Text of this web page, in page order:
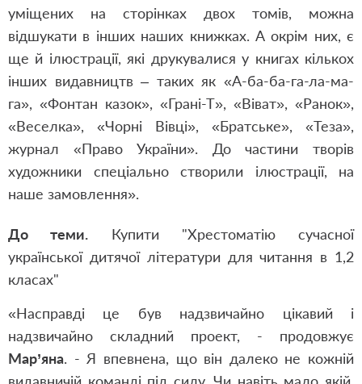
уміщених на сторінках двох томів, можна
відшукати в інших наших книжках. А окрім них, є
ще й ілюстрації, які друкувалися у книгах кількох
інших видавництв – таких як «А-ба-ба-га-ла-ма-
га», «Фонтан казок», «Грані-Т», «Віват», «Ранок»,
«Веселка», «Чорні Вівці», «Братське», «Теза»,
журнал «Право України». До частини творів
художники спеціально створили ілюстрації, на
наше замовлення».
До теми.
Купити "Хрестоматію сучасної
української дитячої літератури для читання в 1,2
класах"
«Насправді це був надзвичайно цікавий і
надзвичайно складний проект, - продовжує
Мар’яна. - Я впевнена, що він далеко не кожній